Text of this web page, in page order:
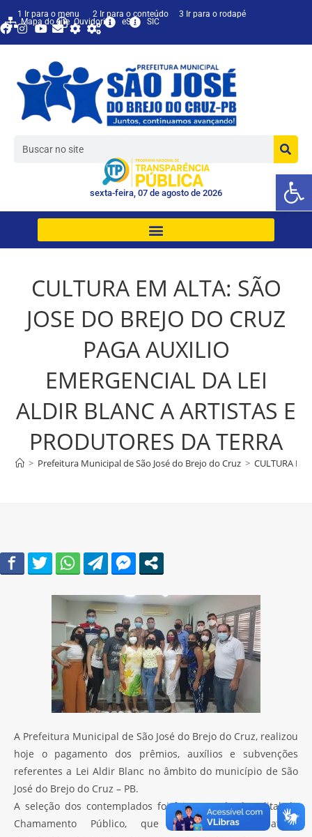
1 Ir para o menu 2 Ir para o conteúdo 3 Ir para o rodapé
Mapa do site Ouvidoria eSIC SIC
sexta-feira, 07 de agosto de 2026
CULTURA EM ALTA: SÃO
JOSE DO BREJO DO CRUZ
PAGA AUXILIO
EMERGENCIAL DA LEI
ALDIR BLANC A ARTISTAS E
PRODUTORES DA TERRA
> Prefeitura Municipal de São José do Brejo do Cruz > CULTURA EM
A Prefeitura Municipal de São José do Brejo do Cruz, realizou
hoje o pagamento dos prêmios, auxílios e subvenções
referentes a Lei Aldir Blanc no âmbito do município de São
José do Brejo do Cruz – PB.
A seleção dos contemplados foi feita através de Edital de
Chamamento Público, que premiou 22 iniciativas